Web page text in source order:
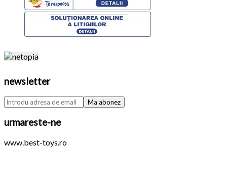
newsletter
urmareste-ne
www.best-toys.ro